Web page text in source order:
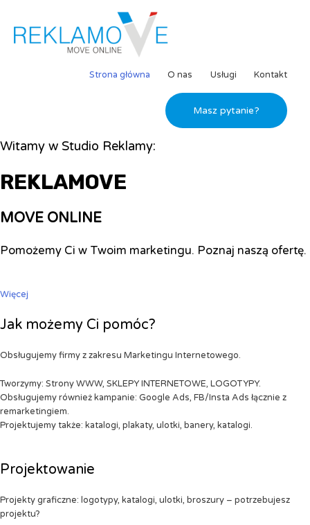
Strona główna O nas Usługi Kontakt
Masz pytanie?
Witamy w Studio Reklamy:
REKLAMOVE
MOVE ONLINE
Pomożemy Ci w Twoim marketingu. Poznaj naszą ofertę.
Więcej
Jak możemy Ci pomóc?
Obsługujemy firmy z zakresu Marketingu Internetowego.
Tworzymy: Strony WWW, SKLEPY INTERNETOWE, LOGOTYPY.
Obsługujemy również kampanie: Google Ads, FB/Insta Ads łącznie z
remarketingiem.
Projektujemy także: katalogi, plakaty, ulotki, banery, katalogi.
Projektowanie
Projekty graficzne: logotypy, katalogi, ulotki, broszury – potrzebujesz
projektu?